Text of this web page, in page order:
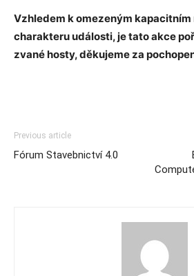
Vzhledem k omezeným kapacitním
charakteru události, je tato akce
zvané hosty, děkujeme za
Previous article
Fórum Stavebnictví 4.0